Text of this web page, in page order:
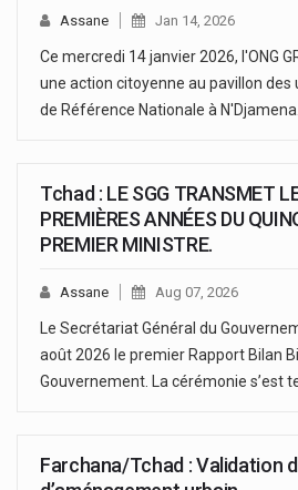
Assane Jan 14, 2026
Ce mercredi 14 janvier 2026, l'ONG
une action citoyenne au pavillon des
de Référence Nationale à
Tchad : LE SGG TRANSMET
PREMIÈRES ANNÉES DU
PREMIER MINISTRE.
Assane Aug 07, 2026
Le Secrétariat Général du
août 2026 le premier Rapport Bilan
Gouvernement. La cérémonie s’est
Farchana/Tchad : Validation